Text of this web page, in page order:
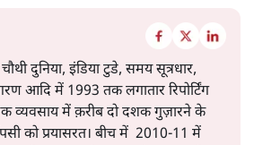
दुनिया, इंडिया टुडे, समय सूत्रधार,
आदि में 1993 तक लगातार रिपोर्टिंग
व्यवसाय में क़रीब दो दशक गुज़ारने के
को प्रयासरत। बीच में 2010-11 में